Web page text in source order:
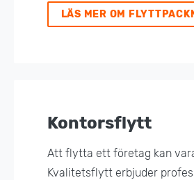
LÄS MER OM
Kontorsflytt
Att flytta ett företag kan
Kvalitetsflytt erbjuder